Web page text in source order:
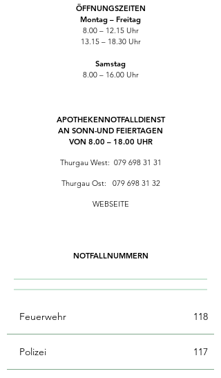
ÖFFNUNGSZEITEN
Montag – Freitag
8.00 – 12.15 Uhr
13.15 – 18.30 Uhr
Samstag
8.00 – 16.00 Uhr
APOTHEKENNOTFALLDIENST
AN SONN-UND FEIERTAGEN
VON 8.00 – 18.00 UHR
Thurgau West: 079 698 31 31
Thurgau Ost: 079 698 31 32
WEBSEITE
NOTFALLNUMMERN
Feuerwehr 118
Polizei 117